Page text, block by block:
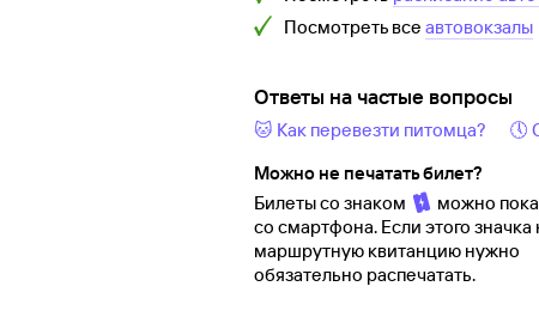
Посмотреть все автовокзалы
Ответы на частые вопросы
🐱 Как перевезти питомца? 🕔
Можно не печатать билет?
Билеты со знаком
можно
со смартфона. Если этого значка
маршрутную квитанцию нужно
обязательно распечатать.